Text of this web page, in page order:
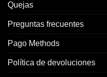
Quejas
Preguntas frecuentes
Pago Methods
Política de devoluciones